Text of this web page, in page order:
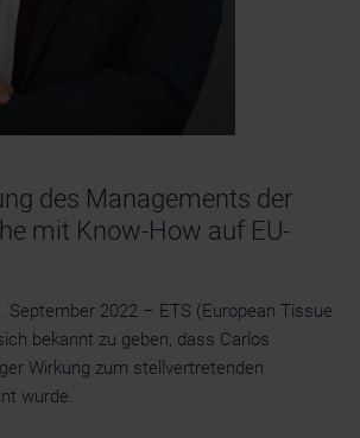
des Managements der
mit Know-How auf EU-
September 2022 – ETS (European Tissue
bekannt zu geben, dass Carlos
Wirkung zum stellvertretenden
wurde.